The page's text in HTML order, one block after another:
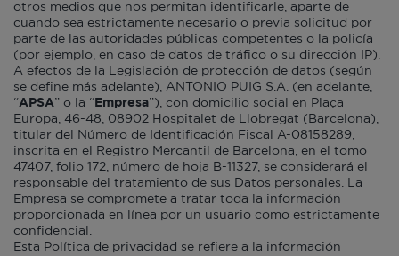
otros medios que nos permitan identificarle, aparte de
cuando sea estrictamente necesario o previa solicitud por
parte de las autoridades públicas competentes o la policía
(por ejemplo, en caso de datos de tráfico o su dirección IP).
A efectos de la Legislación de protección de datos (según
se define más adelante), ANTONIO PUIG S.A. (en adelante,
“APSA” o la “ Empresa”), con domicilio social en Plaça
Europa, 46-48, 08902 Hospitalet de Llobregat (Barcelona),
titular del Número de Identificación Fiscal A-08158289,
inscrita en el Registro Mercantil de Barcelona, en el tomo
47407, folio 172, número de hoja B-11327, se considerará el
responsable del tratamiento de sus Datos personales. La
Empresa se compromete a tratar toda la información
proporcionada en línea por un usuario como estrictamente
confidencial.
Esta Política de privacidad se refiere a la información